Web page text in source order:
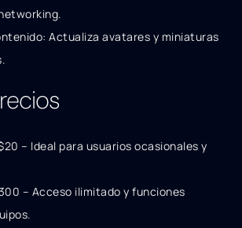
Actualiza avatares y miniaturas
– Ideal para usuarios ocasionales y
– Acceso ilimitado y funciones